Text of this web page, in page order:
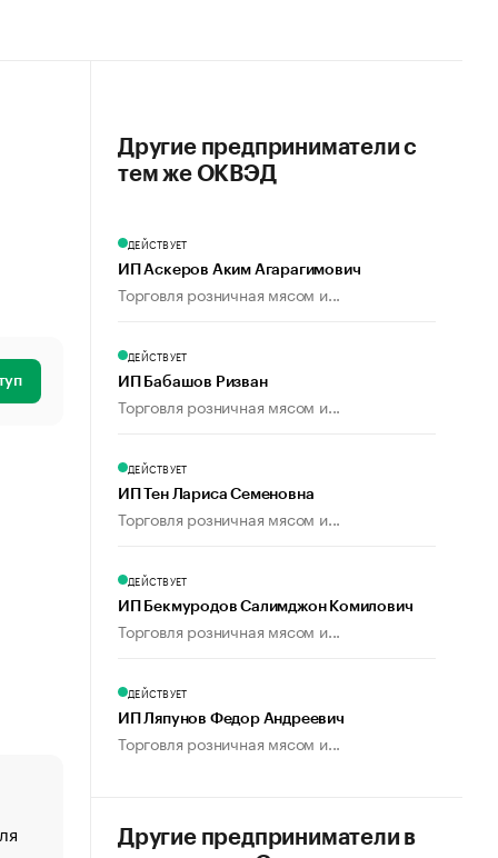
«От спорта тело стареет иначе». Как живет глава
Другие предприниматели с
тем же ОКВЭД
ДЕЙСТВУЕТ
ИП Аскеров Аким Агарагимович
Торговля розничная мясом и...
ДЕЙСТВУЕТ
ИП Бабашов Ризван
Торговля розничная мясом и...
ДЕЙСТВУЕТ
ИП Тен Лариса Семеновна
Торговля розничная мясом и...
ДЕЙСТВУЕТ
ИП Бекмуродов Салимджон Комилович
Торговля розничная мясом и...
ДЕЙСТВУЕТ
ИП Ляпунов Федор Андреевич
Торговля розничная мясом и...
Другие предприниматели в